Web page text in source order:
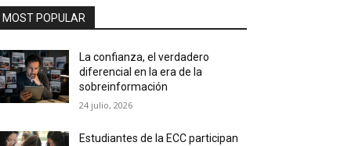
MOST POPULAR
La confianza, el verdadero
diferencial en la era de la
sobreinformación
24 julio, 2026
Estudiantes de la ECC participan